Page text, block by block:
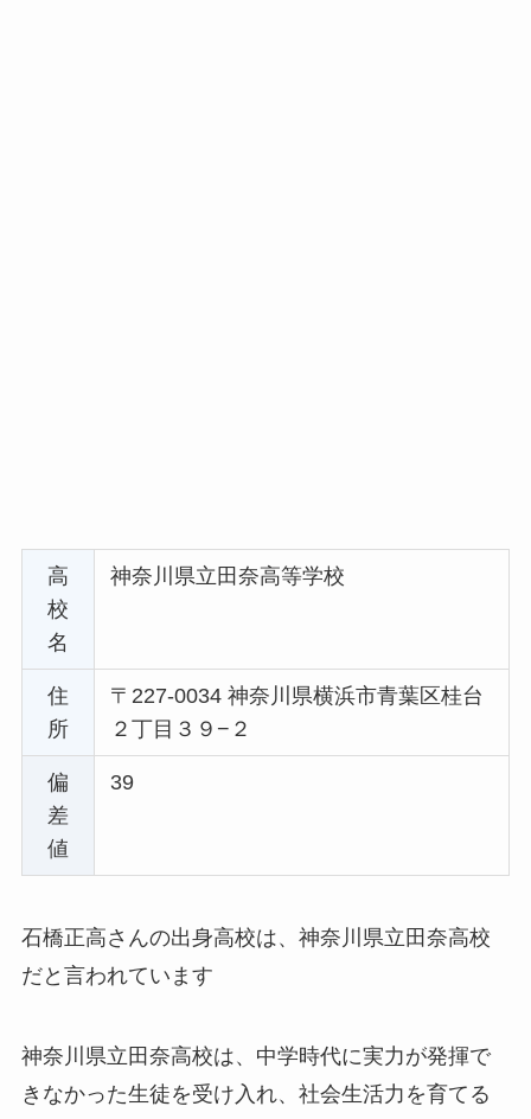
高
校
名
神奈川県立田奈高等学校
住
所
〒227-0034 神奈川県横浜市青葉区桂台
２丁目３９−２
偏
差
値
39
石橋正高さんの出身高校は、神奈川県立田奈高校
だと言われています
神奈川県立田奈高校は、中学時代に実力が発揮で
きなかった生徒を受け入れ、社会生活力を育てる